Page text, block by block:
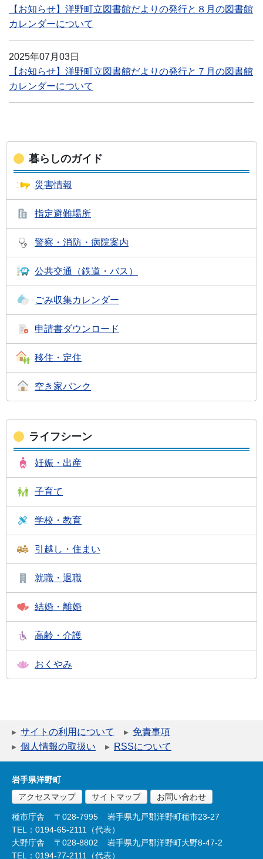
【お知らせ】洋野町立図書館だよりの発行と８月の図書館
カレンダーについて
2025年07月03日
【お知らせ】洋野町立図書館だよりの発行と７月の図書館
カレンダーについて
暮らしのガイド
災害情報
指定避難場所
警察・消防・ 病院案内
公共交通 （鉄道・バス）
ごみ収集カレンダー
申請書ダウンロード
移住・定住
空き家バンク
ライフシーン
妊娠・出産
子育て
学校・教育
引越し・住まい
就職・退職
結婚・離婚
高齢・介護
おくやみ
サイトの利用について
免責事項
個人情報の取扱い
RSSについて
岩手県洋野町
アクセスマップ
サイトマップ お問い合わせ
種市庁舎 〒028-7995
岩手県九戸郡洋野町種市23-27
TEL：0194-65-2111（代表）
大野庁舎
〒028-8802
岩手県九戸郡洋野町大野8-47-2
TEL：0194-77-2111（代表）